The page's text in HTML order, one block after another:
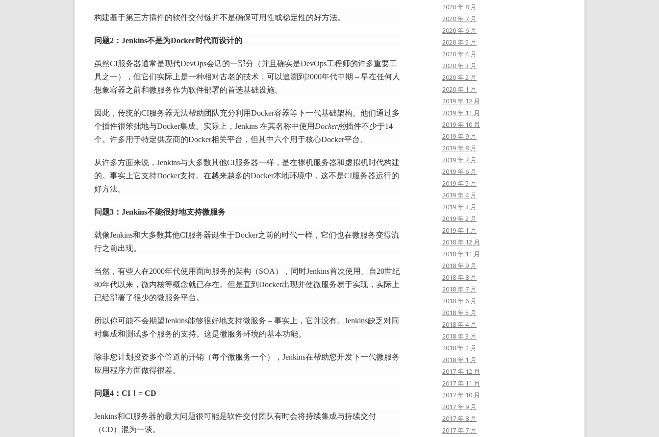
构建基于第三方插件的软件交付链并不是确保可用性或稳定性的好方法。
问题2：Jenkins不是为Docker时代而设计的
虽然CI服务器通常是现代DevOps会话的一部分（并且确实是DevOps工程师的许多重要工
具之一），但它们实际上是一种相对古老的技术，可以追溯到2000年代中期 – 早在任何人
想象容器之前和微服务作为软件部署的首选基础设施。
因此，传统的CI服务器无法帮助团队充分利用Docker容器等下一代基础架构。 他们通过多
个插件很笨拙地与Docker集成。 实际上，Jenkins 在其名称中使用 Docker的插件不少于14
个。 许多用于特定供应商的Docker相关平台，但其中六个用于核心Docker平台。
从许多方面来说，Jenkins与大多数其他CI服务器一样，是在裸机服务器和虚拟机时代构建
的。 事实上它支持Docker支持。 在越来越多的Docker本地环境中，这不是CI服务器运行的
好方法。
问题3：Jenkins不能很好地支持微服务
就像Jenkins和大多数其他CI服务器诞生于Docker之前的时代一样，它们也在微服务变得流
行之前出现。
当然，有些人在2000年代使用面向服务的架构（SOA），同时Jenkins首次使用。
自20世纪
80年代以来，微内核等概念就已存在。 但是直到Docker出现并使微服务易于实现，实际上
已经部署了很少的微服务平台。
所以你可能不会期望Jenkins能够很好地支持微服务 – 事实上，它并没有。 Jenkins缺乏对同
时集成和测试多个服务的支持。 这是微服务环境的基本功能。
除非您计划投资多个管道的开销（每个微服务一个），Jenkins在帮助您开发下一代微服务
应用程序方面做得很差。
问题4：CI！= CD
Jenkins和CI服务器的最大问题很可能是软件交付团队有时会将持续集成与持续交付
（CD）混为一谈。
2020 年 8 月
2020 年 7 月
2020 年 6 月
2020 年 5 月
2020 年 4 月
2020 年 3 月
2020 年 2 月
2020 年 1 月
2019 年 12 月
2019 年 11 月
2019 年 10 月
2019 年 9 月
2019 年 8 月
2019 年 7 月
2019 年 6 月
2019 年 5 月
2019 年 4 月
2019 年 3 月
2019 年 2 月
2019 年 1 月
2018 年 12 月
2018 年 11 月
2018 年 9 月
2018 年 8 月
2018 年 7 月
2018 年 6 月
2018 年 5 月
2018 年 4 月
2018 年 3 月
2018 年 2 月
2018 年 1 月
2017 年 12 月
2017 年 11 月
2017 年 10 月
2017 年 9 月
2017 年 8 月
2017 年 7 月